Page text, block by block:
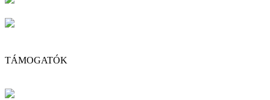
TÁMOGATÓK